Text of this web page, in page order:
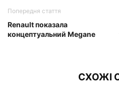
Попередня стаття
Renault показала
концептуальний Megane
СХОЖІ